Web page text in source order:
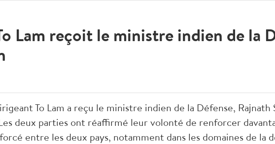
Lam reçoit le ministre indien de la
To Lam a reçu le ministre indien de la Défense, Rajnath
deux parties ont réaffirmé leur volonté de renforcer
entre les deux pays, notamment dans les domaines de la